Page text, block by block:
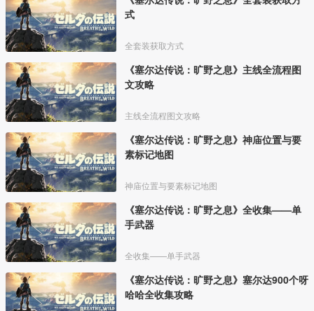
式
全套装获取方式
《塞尔达传说：旷野之息》主线全流程图
文攻略
主线全流程图文攻略
《塞尔达传说：旷野之息》神庙位置与要
素标记地图
神庙位置与要素标记地图
《塞尔达传说：旷野之息》全收集——单
手武器
全收集——单手武器
《塞尔达传说：旷野之息》塞尔达900个呀
哈哈全收集攻略